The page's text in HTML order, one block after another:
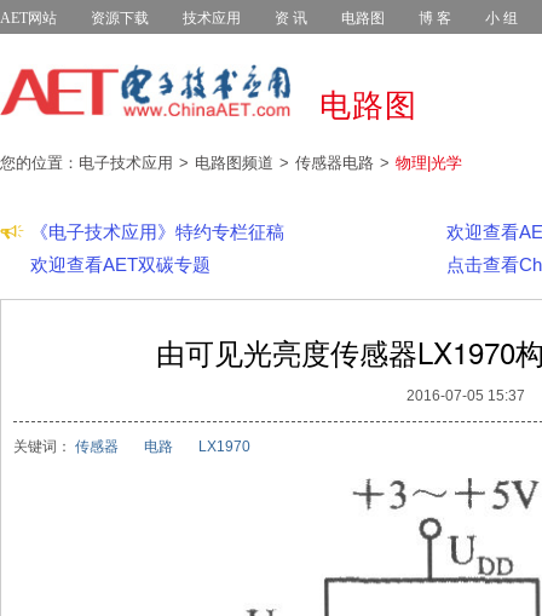
AET网站 资源下载 技术应用 资 讯 电路图 博 客 小 组
电路图
您的位置：电子技术应用 电路图频道 传感器电路 物理|光学
《电子技术应用》特约专栏征稿
欢迎查看
欢迎查看AET双碳专题
点击查看
由可见光亮度传感器LX1970
2016-07-05 15:37
关键词： 传感器 电路 LX1970